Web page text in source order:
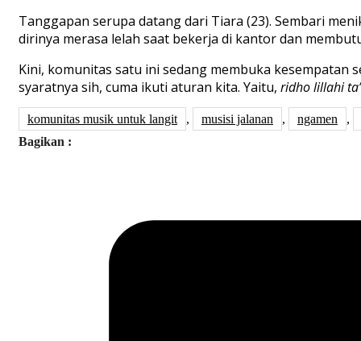
Tanggapan serupa datang dari Tiara (23). Sembari
dirinya merasa lelah saat bekerja di kantor dan
Kini, komunitas satu ini sedang membuka kesempatan
syaratnya sih, cuma ikuti aturan kita. Yaitu, ridho lillahi
komunitas musik untuk langit , musisi jalanan , ngamen
,
Bagikan :